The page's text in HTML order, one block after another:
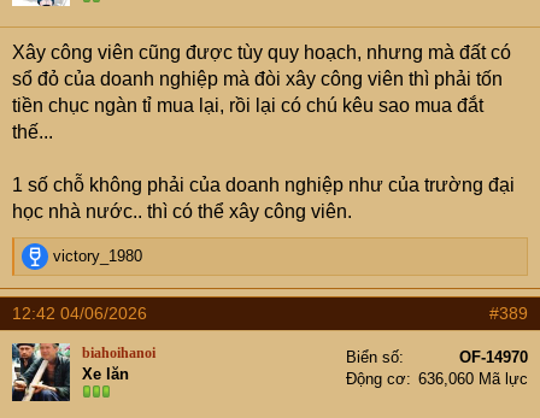
nhà nghỉ, méo ai ra công viên làm gì cho muỗi đốt.
Nó rộng 21ha. Chỉ cần để lại 2ha làm ga tàu Metro. Còn
lại 19 ha đủ làm 20 tòa nhà khổng lồ. Thậm chí nên làm
100 tầng. Ddeos mẹ, đẹp thôi rồi.
Chúng nó lại kêu gào làm công viên. Ngv *** thể tả dc.
chúng nó có vào bao giờ đâu.
Trong khi, những dự án kiểu này, tiền nộp vào ngân sách
phải đến cả chục ngàn tỉ đồng, đủ mở con đường, làm dc
nhiều công trình quy mô phục vụ chính cho đám chửi bới
suốt ngày này.
Lúc nào cũng làm công viên, trong khi tiền méo đâu ra mà
làm, mà làm rồi nó có vào đó đâu. Mấy cái công viên kiểu
này chỉ phục vụ mấy tay có nhà ở gần đó vào chim chuột,
đái bậy mà thôi.
Xây công viên cũng được tùy quy hoạch, nhưng mà đất có
sổ đỏ của doanh nghiệp mà đòi xây công viên thì phải tốn
tiền chục ngàn tỉ mua lại, rồi lại có chú kêu sao mua đắt
thế...
1 số chỗ không phải của doanh nghiệp như của trường đại
học nhà nước.. thì có thể xây công viên.
R
e
a
c
t
i
o
n
victory_1980
12:42 04/06/2026 #389
biahoihanoi
Xe lăn
Biển số
OF-14970
Động cơ
636,060 Mã lực